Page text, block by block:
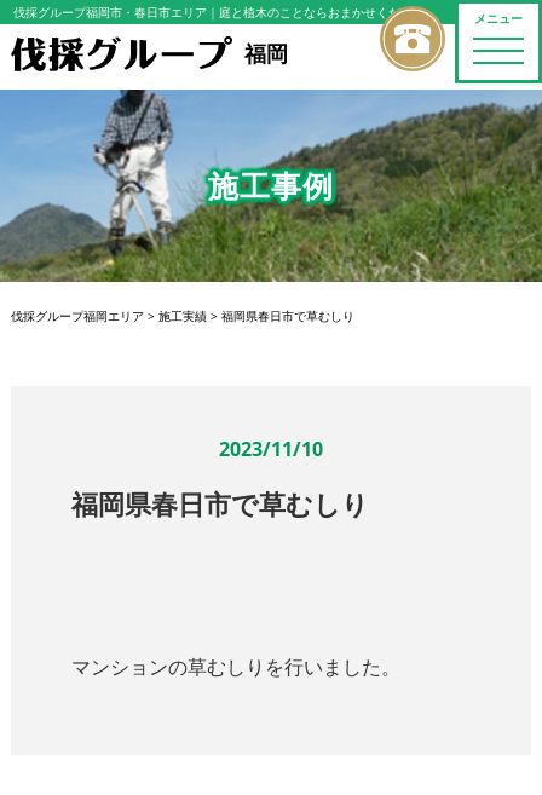
メニュー
toggle
伐採グループ福岡市・春日市エリア ｜庭と植木のことならおまかせください
福岡
施工事例
伐採グループ福岡エリア > 施工実績> 福岡県春日市で草むしり
2023/11/10
福岡県春日市で草むしり
マンションの草むしりを行いました。